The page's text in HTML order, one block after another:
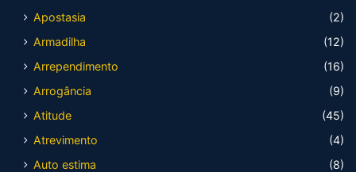
Apostasia
(2)
Armadilha
(12)
Arrependimento
(16)
Arrogância
(9)
Atitude
(45)
Atrevimento
(4)
Auto estima
(8)